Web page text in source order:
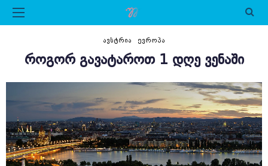
ᲐᲕᲡᲢᲠᲘᲐ ᲔᲕᲠᲝᲞᲐ
ᲠᲝᲒᲝᲠ ᲒᲐᲕᲐᲢᲐᲠᲝᲗ 1 ᲓᲦᲔ ᲕᲔᲜᲐᲨᲘ